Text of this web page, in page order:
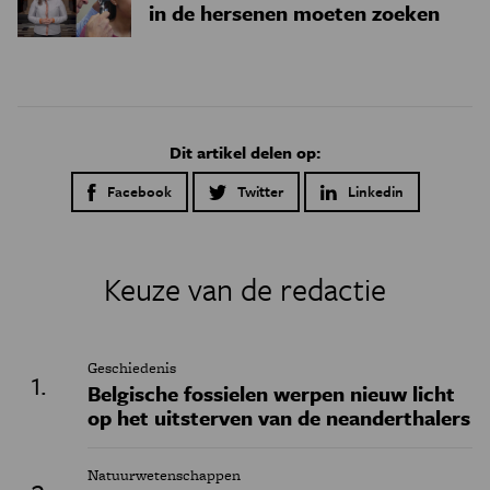
in de hersenen moeten zoeken
Dit artikel delen op:
Facebook Twitter Linkedin
Keuze van de redactie
Geschiedenis
Belgische fossielen werpen nieuw licht
op het uitsterven van de neanderthalers
Natuurwetenschappen